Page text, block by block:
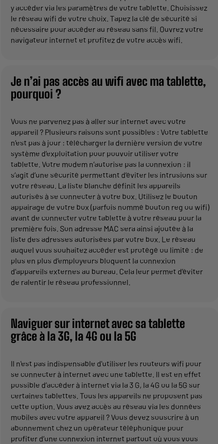
y accéder via les paramètres de votre tablette. Choisissez
le réseau wifi de votre choix. Tapez la clé de sécurité si
nécessaire pour accéder au réseau sans fil. Ouvrez votre
navigateur internet et profitez de votre accès wifi.
Je n’ai pas accès au wifi avec ma tablette,
pourquoi ?
Vous ne parvenez pas à aller sur internet avec votre
appareil ? Plusieurs raisons sont possibles : Votre tablette
n’est pas à jour : télécharger la dernière version de votre
système d’exploitation pour pouvoir utiliser votre
tablette. Votre modem n’autorise pas la connexion : il
s’agit d’une sécurité permettant d’éviter les intrusions sur
votre réseau. La liste blanche définit les appareils
autorisés à se connecter à votre box. Utilisez le bouton
appairage de votre box (parfois nommé bouton reg ou wifi)
avant de connecter votre tablette à votre réseau pour la
première fois. Son adresse MAC sera ainsi ajoutée à la
liste des adresses autorisées par votre box. Le réseau
auquel vous souhaitez accéder est protégé ou limité : de
plus en plus d’employeurs bloquent la connexion
d’appareils externes au bureau. Cela leur permet d’éviter
de ralentir le réseau professionnel.
Naviguer sur internet avec sa tablette
grâce à la 3G, la 4G ou la 5G
Il n'est pas indispensable d'utiliser les routeurs wifi pour
se connecter à internet avec une tablette. Il est en effet
possible d’accéder à internet via la 3 G, la 4G ou la 5G sur
certaines tablettes. Tous les appareils ne proposent pas
cette option. Vous avez accès au réseau via les données
mobiles avec votre appareil ? Vous devez souscrire à un
abonnement chez un opérateur téléphonique pour
profiter d’une connexion internet partout où vous vous